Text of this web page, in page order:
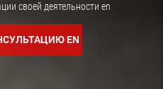
своей деятельности en
EN